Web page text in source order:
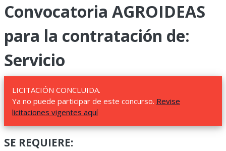
Convocatoria AGROIDEAS
para la contratación de:
Servicio
LICITACIÓN CONCLUIDA.
Ya no puede participar de este concurso. Revise
licitaciones vigentes aquí
SE REQUIERE: